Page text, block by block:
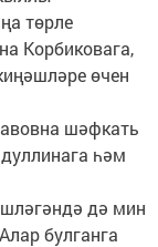
төрле
Корбиковага,
өчен
шәфкать
һәм
дә мин
булганга